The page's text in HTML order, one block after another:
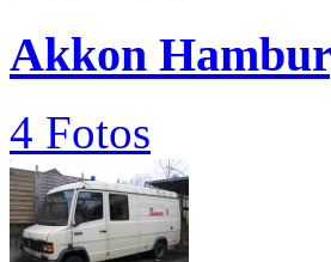
Akkon
4 Fotos